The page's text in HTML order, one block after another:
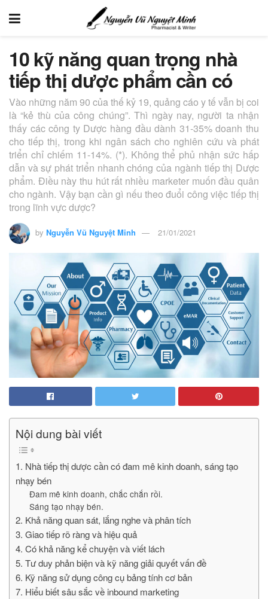
10 kỹ năng quan trọng nhà
tiếp thị dược phẩm cần có
Vào những năm 90 của thế kỷ 19, quảng cáo y tế vẫn bị coi
là “kẻ thù của công chúng”. Thì ngày nay, người ta nhận
thấy các công ty Dược hàng đầu dành 31-35% doanh thu
cho tiếp thị, trong khi ngân sách cho nghiên cứu và phát
triển chỉ chiếm 11-14%. (*). Không thể phủ nhận sức hấp
dẫn và sự phát triển nhanh chóng của ngành tiếp thị Dược
phẩm. Điều này thu hút rất nhiều marketer muốn đầu quân
cho ngành. Vậy bạn cần gì nếu theo đuổi công việc tiếp thị
trong lĩnh vực dược?
by Nguyễn Vũ Nguyệt Minh 21/01/2021
Nội dung bài viết
1. Nhà tiếp thị dược cần có đam mê kinh doanh, sáng tạo
nhạy bén
Đam mê kinh doanh, chắc chắn rồi.
Sáng tạo nhạy bén.
2. Khả năng quan sát, lắng nghe và phân tích
3. Giao tiếp rõ ràng và hiệu quả
4. Có khả năng kể chuyện và viết lách
5. Tư duy phản biện và kỹ năng giải quyết vấn đề
6. Kỹ năng sử dụng công cụ bảng tính cơ bản
7. Hiểu biết sâu sắc về inbound marketing